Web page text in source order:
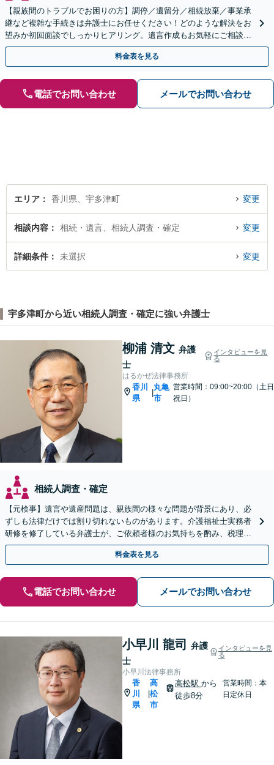
【親族間のトラブルでお困りの方】調停／遺留分／相続放棄／事業承
継など複雑な手続きは弁護士にお任せください！どのような解決をお
望みか初回面談でしっかりヒアリング。遺言作成もお気軽にご相談く
ださい。
料金表を見る
電話でお問い合わせ メールでお問い合わせ
エリア 香川県、宇多津町 変更
相談内容 相続・遺言、相続人調査・確定 変更
詳細条件 未選択 変更
宇多津町から近い相続人調査・確定に強い弁護士
柳浦 清文 弁護
士
インタビューを見
る
はるかぜ法律事務所
香川
県
|
丸亀
市
営業時間：09:00~20:00（土日
祝日）
相続人調査・確定
【元検事】遺言や遺産問題は、親族間の様々な問題が背景にあり、必
ずしも法律だけでは割り切れないものがあります。介護福祉士実務者
研修を修了している弁護士が、ご依頼者様のお気持ちを酌み、税理士
など他士業とも密接に連携しながら丁寧に対応いたします。
料金表を見る
電話でお問い合わせ メールでお問い合わせ
小早川 龍司
弁護
士
インタビューを見
る
小早川法律事務所
香
川
県
高
松
市
高松駅から
徒歩8分
営業時間：本
日定休日